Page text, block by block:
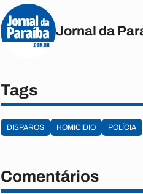
Jornal da
Tags
DISPAROS HOMICIDIO POLÍCIA
Comentários